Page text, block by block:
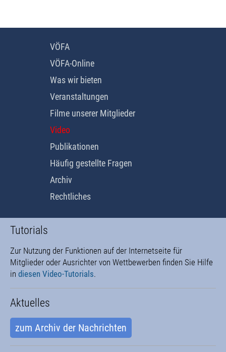
VÖFA
VÖFA-Online
Was wir bieten
Veranstaltungen
Filme unserer Mitglieder
Video
Publikationen
Häufig gestellte Fragen
Archiv
Rechtliches
Tutorials
Zur Nutzung der Funktionen auf der Internetseite für
Mitglieder oder Ausrichter von Wettbewerben finden Sie Hilfe
in diesen Video-Tutorials.
Aktuelles
zum Archiv der Nachrichten